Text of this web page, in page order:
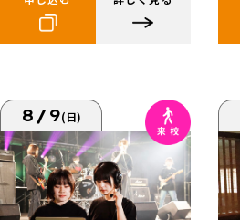
8/9(日)